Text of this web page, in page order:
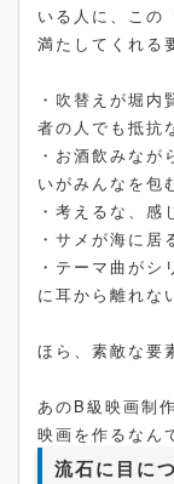
いる人に、この
満たしてくれる
・吹替えが堀
者の人でも抵抗
・お酒飲みな
いがみんなを包
・考えるな、感
・サメが海に居
・テーマ曲が
に耳から離れな
ほら、素敵な要
あのB級映画制
映画を作るなん
流石に目に